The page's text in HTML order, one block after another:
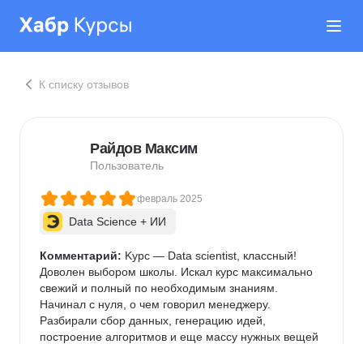
К списку отзывов
Райдов Максим
Пользователь
февраль 2025
Data Science + ИИ
Комментарий: Kypc — Data scientist, классный!
Доволен выбором школы. Искал курс максимально
свежий и полный по необходимым знаниям.
Начинал с нуля, о чем говорил менеджеру.
Разбирали сбор данных, генерацию идей,
построение алгоритмов и еще массу нужных вещей